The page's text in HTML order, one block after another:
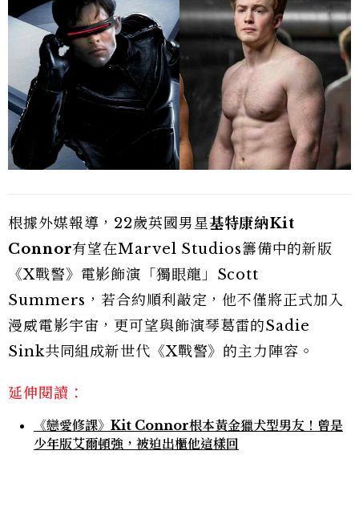
根據外媒報導，22歲英國男星基特康納Kit
Connor有望在Marvel Studios籌備中的新版
《X戰警》電影飾演「獨眼龍」Scott
Summers，若合約順利敲定，他不僅將正式加入
漫威電影宇宙，更可望與飾演琴葛雷的Sadie
Sink共同組成新世代《X戰警》的主力陣容。
延伸閱讀：
《戀愛修課》Kit Connor根本黃金獵犬型男友！曾是
少年版艾爾頓強，被迫出櫃他這樣回